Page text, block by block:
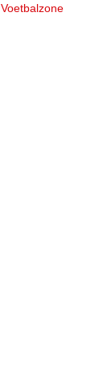
Voetbalzone